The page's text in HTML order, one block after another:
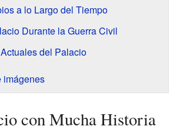
a lo Largo del Tiempo
Durante la Guerra Civil
del Palacio
imágenes
con Mucha Historia